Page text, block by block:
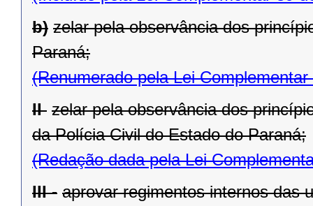
b) zelar pela observância dos
Paraná;
(Renumerado pela Lei
II  zelar pela observância dos
da Polícia Civil do Estado do Paraná;
(Redação dada pela Lei
III - aprovar regimentos internos das